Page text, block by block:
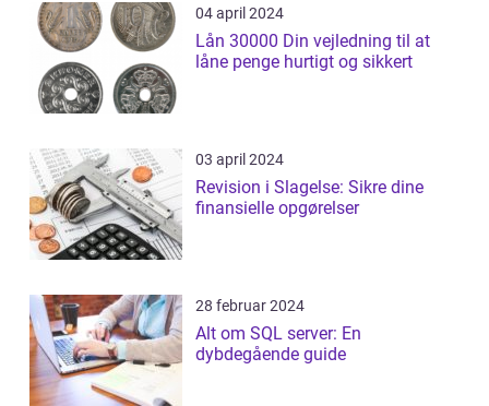
04 april 2024
Lån 30000 Din vejledning til at
låne penge hurtigt og sikkert
03 april 2024
Revision i Slagelse: Sikre dine
finansielle opgørelser
28 februar 2024
Alt om SQL server: En
dybdegående guide